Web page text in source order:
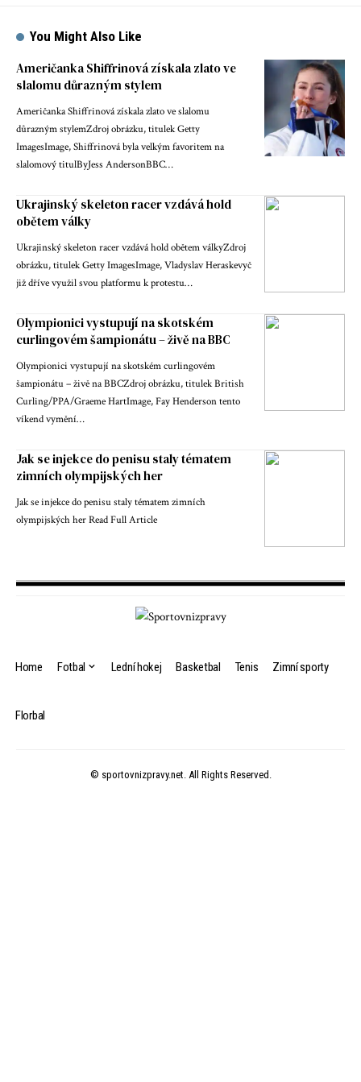
You Might Also Like
Američanka Shiffrinová získala zlato ve
slalomu důrazným stylem
Američanka Shiffrinová získala zlato ve slalomu
důrazným stylemZdroj obrázku, titulek Getty
ImagesImage, Shiffrinová byla velkým favoritem na
slalomový titulByJess AndersonBBC…
Ukrajinský skeleton racer vzdává hold
obětem války
Ukrajinský skeleton racer vzdává hold obětem válkyZdroj
obrázku, titulek Getty ImagesImage, Vladyslav Heraskevyč
již dříve využil svou platformu k protestu…
Olympionici vystupují na skotském
curlingovém šampionátu – živě na BBC
Olympionici vystupují na skotském curlingovém
šampionátu – živě na BBCZdroj obrázku, titulek British
Curling/PPA/Graeme HartImage, Fay Henderson tento
víkend vymění…
Jak se injekce do penisu staly tématem
zimních olympijských her
Jak se injekce do penisu staly tématem zimních
olympijských her Read Full Article
Home Fotbal Lední hokej Basketbal Tenis Zimní sporty
Florbal
© sportovnizpravy.net. All Rights Reserved.